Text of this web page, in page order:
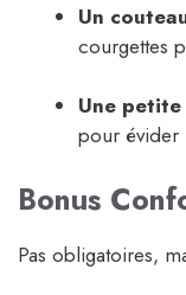
Un
courgettes
Une
pour évider
Bonus
Pas obligatoires,